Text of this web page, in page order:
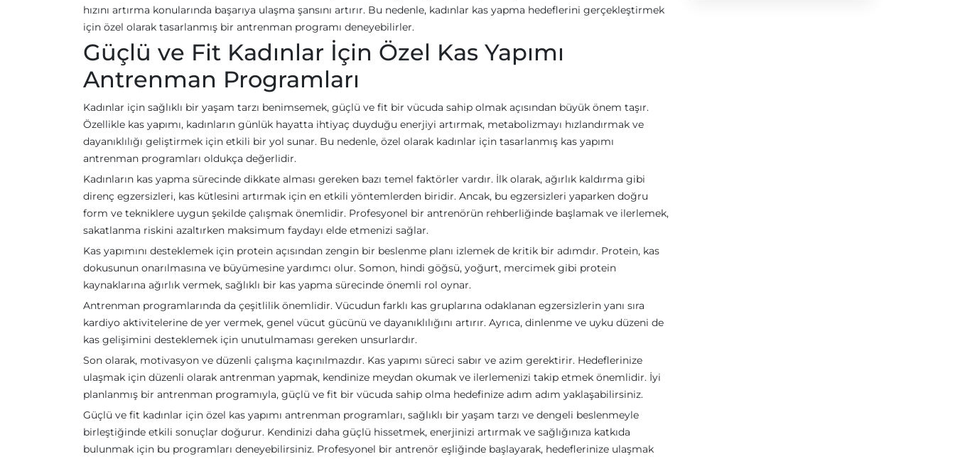
hızını artırma konularında başarıya ulaşma şansını artırır. Bu nedenle, kadınlar kas yapma hedeflerini gerçekleştirmek
için özel olarak tasarlanmış bir antrenman programı deneyebilirler.
Güçlü ve Fit Kadınlar İçin Özel Kas Yapımı
Antrenman Programları
Kadınlar için sağlıklı bir yaşam tarzı benimsemek, güçlü ve fit bir vücuda sahip olmak açısından büyük önem taşır.
Özellikle kas yapımı, kadınların günlük hayatta ihtiyaç duyduğu enerjiyi artırmak, metabolizmayı hızlandırmak ve
dayanıklılığı geliştirmek için etkili bir yol sunar. Bu nedenle, özel olarak kadınlar için tasarlanmış kas yapımı
antrenman programları oldukça değerlidir.
Kadınların kas yapma sürecinde dikkate alması gereken bazı temel faktörler vardır. İlk olarak, ağırlık kaldırma gibi
direnç egzersizleri, kas kütlesini artırmak için en etkili yöntemlerden biridir. Ancak, bu egzersizleri yaparken doğru
form ve tekniklere uygun şekilde çalışmak önemlidir. Profesyonel bir antrenörün rehberliğinde başlamak ve ilerlemek,
sakatlanma riskini azaltırken maksimum faydayı elde etmenizi sağlar.
Kas yapımını desteklemek için protein açısından zengin bir beslenme planı izlemek de kritik bir adımdır. Protein, kas
dokusunun onarılmasına ve büyümesine yardımcı olur. Somon, hindi göğsü, yoğurt, mercimek gibi protein
kaynaklarına ağırlık vermek, sağlıklı bir kas yapma sürecinde önemli rol oynar.
Antrenman programlarında da çeşitlilik önemlidir. Vücudun farklı kas gruplarına odaklanan egzersizlerin yanı sıra
kardiyo aktivitelerine de yer vermek, genel vücut gücünü ve dayanıklılığını artırır. Ayrıca, dinlenme ve uyku düzeni de
kas gelişimini desteklemek için unutulmaması gereken unsurlardır.
Son olarak, motivasyon ve düzenli çalışma kaçınılmazdır. Kas yapımı süreci sabır ve azim gerektirir. Hedeflerinize
ulaşmak için düzenli olarak antrenman yapmak, kendinize meydan okumak ve ilerlemenizi takip etmek önemlidir. İyi
planlanmış bir antrenman programıyla, güçlü ve fit bir vücuda sahip olma hedefinize adım adım yaklaşabilirsiniz.
Güçlü ve fit kadınlar için özel kas yapımı antrenman programları, sağlıklı bir yaşam tarzı ve dengeli beslenmeyle
birleştiğinde etkili sonuçlar doğurur. Kendinizi daha güçlü hissetmek, enerjinizi artırmak ve sağlığınıza katkıda
bulunmak için bu programları deneyebilirsiniz. Profesyonel bir antrenör eşliğinde başlayarak, hedeflerinize ulaşmak